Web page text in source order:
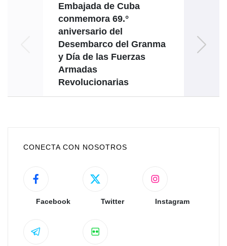
Embajada de Cuba
conmemora 69.°
aniversario del
Desembarco del Granma
y Día de las Fuerzas
Armadas
Revolucionarias
CONECTA CON NOSOTROS
Facebook Twitter Instagram